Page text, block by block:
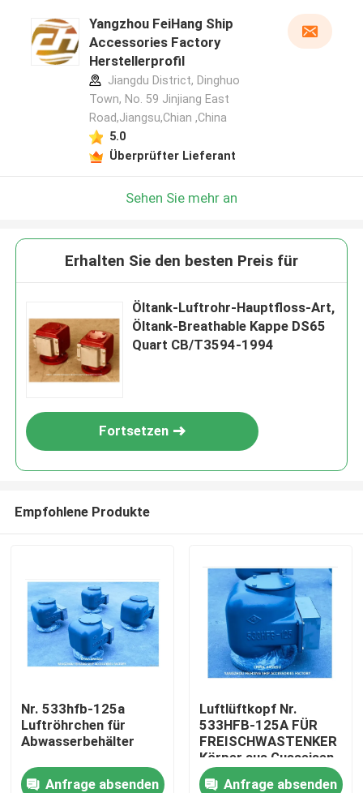
Startseite
Yangzhou FeiHang Ship
Accessories Factory
Herstellerprofil
Jiangdu District, Dinghuo
Town, No. 59 Jinjiang East
Road,Jiangsu,Chian ,China
5.0
Überprüfter Lieferant
Sehen Sie mehr an
Erhalten Sie den besten Preis für
Öltank-Luftrohr-Hauptfloss-Art,
Öltank-Breathable Kappe DS65
Quart CB/T3594-1994
Fortsetzen
Empfohlene Produkte
Nr. 533hfb-125a
Luftröhrchen für
Abwasserbehälter
Anfrage absenden
Luftlüftkopf Nr.
533HFB-125A FÜR
FREISCHWASTENKER
Körper aus Gusseisen
mit Edelstahlfloater
Anfrage absenden